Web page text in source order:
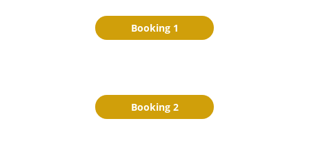
Booking 1
Booking 2